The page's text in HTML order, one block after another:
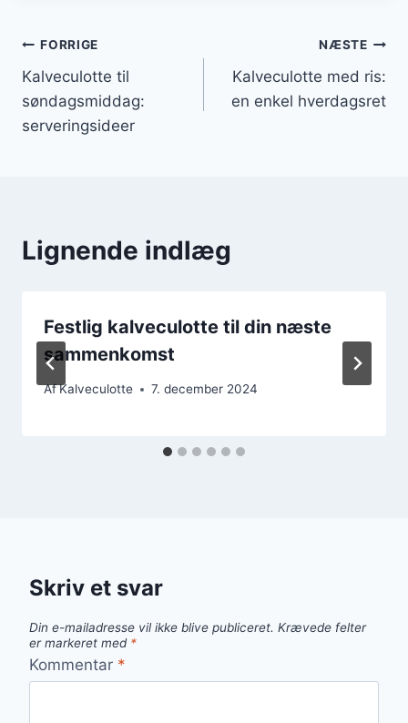
Indlægsnavigation
FORRIGE
Kalveculotte til
søndagsmiddag:
serveringsideer
NÆSTE
Kalveculotte med ris:
en enkel hverdagsret
Lignende indlæg
Festlig kalveculotte til din næste
sammenkomst
AfKalveculotte 7. december 2024
Skriv et svar
Din e-mailadresse vil ikke blive publiceret. Krævede felter
er markeret med *
Kommentar *